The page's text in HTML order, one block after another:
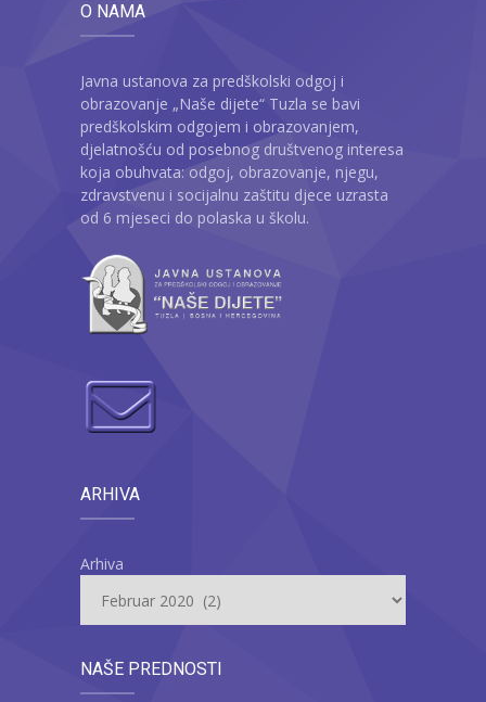
O NAMA
Javna ustanova za predškolski odgoj i
obrazovanje „Naše dijete“ Tuzla se bavi
predškolskim odgojem i obrazovanjem,
djelatnošću od posebnog društvenog interesa
koja obuhvata: odgoj, obrazovanje, njegu,
zdravstvenu i socijalnu zaštitu djece uzrasta
od 6 mjeseci do polaska u školu.
ARHIVA
Arhiva
NAŠE PREDNOSTI